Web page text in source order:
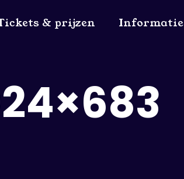
& prijzen
Informatie